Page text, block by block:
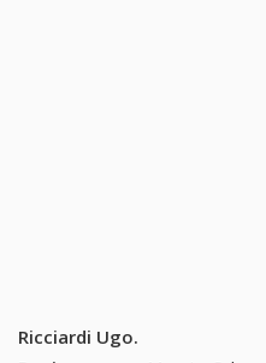
Ricciardi Ugo.